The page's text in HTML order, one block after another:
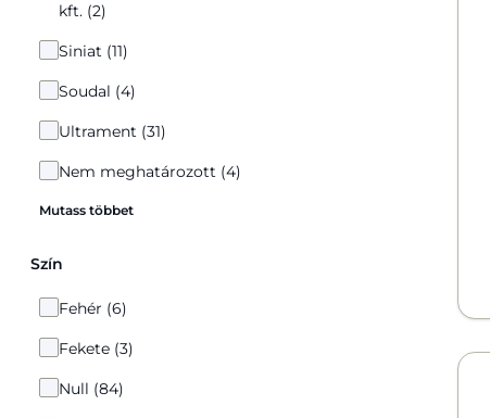
kft. (2)
Siniat (11)
Soudal (4)
Ultrament (31)
Nem meghatározott (4)
Mutass többet
Szín
Fehér (6)
Fekete (3)
Null (84)